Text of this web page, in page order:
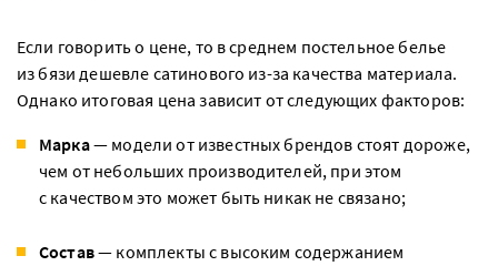
Если говорить о цене, то в среднем постельное белье
из бязи дешевле сатинового из-за качества материала.
Однако итоговая цена зависит от следующих факторов:
Марка— модели от известных брендов стоят дороже,
чем от небольших производителей, при этом
с качеством это может быть никак не связано;
Состав— комплекты с высоким содержанием